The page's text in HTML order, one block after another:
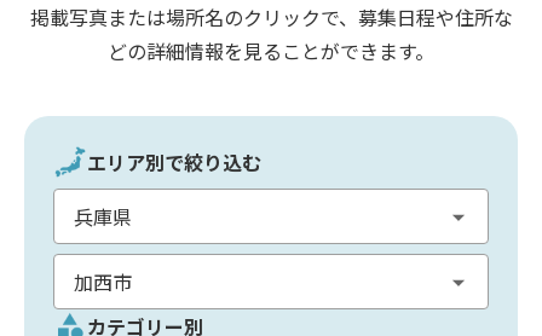
掲載写真または場所名のクリックで、募集日程や住所な
どの詳細情報を見ることができます。
エリア別で絞り込む
カテゴリー別